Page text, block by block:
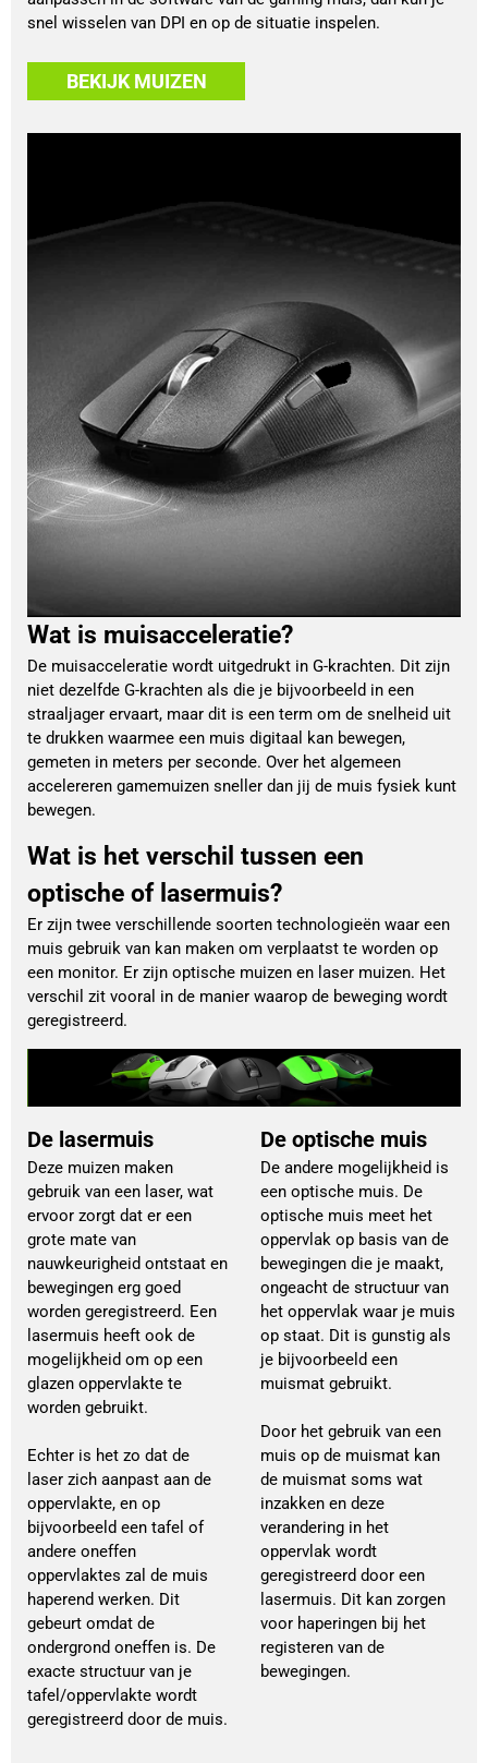
snel wisselen van DPI en op de situatie inspelen.
BEKIJK MUIZEN
Wat is muisacceleratie?
De muisacceleratie wordt uitgedrukt in G-krachten. Dit zijn
niet dezelfde G-krachten als die je bijvoorbeeld in een
straaljager ervaart, maar dit is een term om de snelheid uit
te drukken waarmee een muis digitaal kan bewegen,
gemeten in meters per seconde. Over het algemeen
accelereren gamemuizen sneller dan jij de muis fysiek kunt
bewegen.
Wat is het verschil tussen een
optische of lasermuis?
Er zijn twee verschillende soorten technologieën waar een
muis gebruik van kan maken om verplaatst te worden op
een monitor. Er zijn optische muizen en laser muizen. Het
verschil zit vooral in de manier waarop de beweging wordt
geregistreerd.
De lasermuis
Deze muizen maken
gebruik van een laser, wat
ervoor zorgt dat er een
grote mate van
nauwkeurigheid ontstaat en
bewegingen erg goed
worden geregistreerd. Een
lasermuis heeft ook de
mogelijkheid om op een
glazen oppervlakte te
worden gebruikt.
Echter is het zo dat de
laser zich aanpast aan de
oppervlakte, en op
bijvoorbeeld een tafel of
andere oneffen
oppervlaktes zal de muis
haperend werken. Dit
gebeurt omdat de
ondergrond oneffen is. De
exacte structuur van je
tafel/oppervlakte wordt
geregistreerd door de muis.
De optische muis
De andere mogelijkheid is
een optische muis. De
optische muis meet het
oppervlak op basis van de
bewegingen die je maakt,
ongeacht de structuur van
het oppervlak waar je muis
op staat. Dit is gunstig als
je bijvoorbeeld een
muismat gebruikt.
Door het gebruik van een
muis op de muismat kan
de muismat soms wat
inzakken en deze
verandering in het
oppervlak wordt
geregistreerd door een
lasermuis. Dit kan zorgen
voor haperingen bij het
registeren van de
bewegingen.